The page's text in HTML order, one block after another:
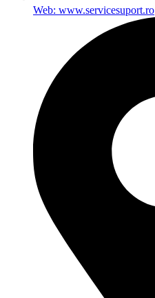
Web: www.servicesuport.ro